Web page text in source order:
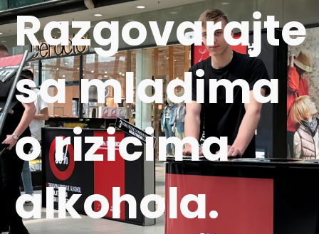
Razgovarajte
sa mladima
o rizicima
alkohola.